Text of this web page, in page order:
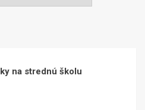
na strednú školu